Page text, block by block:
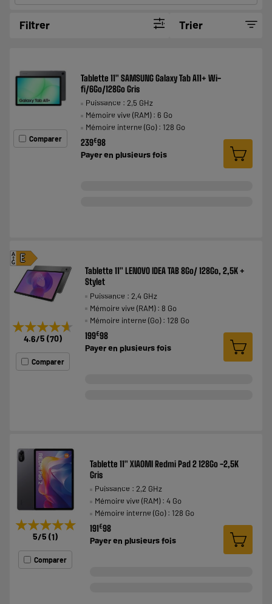
Filtrer Trier
Comparer
Tablette 11" SAMSUNG Galaxy Tab A11+ Wi-
fi/6Go/128Go Gris
Puissance : 2,5 GHz
Mémoire vive (RAM) : 6 Go
Mémoire interne (Go) : 128 Go
239€98
Payer en plusieurs fois
E
A
G
★★★★★
★★★★★
4.6/5 (70)
Comparer
Tablette 11" LENOVO IDEA TAB 8Go/ 128Go, 2,5K +
Stylet
Puissance : 2,4 GHz
Mémoire vive (RAM) : 8 Go
Mémoire interne (Go) : 128 Go
199€98
Payer en plusieurs fois
★★★★★
★★★★★
5/5 (1)
Comparer
Tablette 11" XIAOMI Redmi Pad 2 128Go -2,5K
Gris
Puissance : 2,2 GHz
Mémoire vive (RAM) : 4 Go
Mémoire interne (Go) : 128 Go
191€98
Payer enplusieurs fois